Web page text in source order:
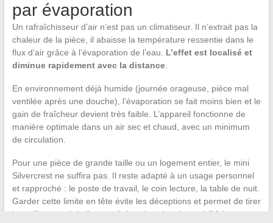
par évaporation
Un rafraîchisseur d’air n’est pas un climatiseur. Il n’extrait pas la
chaleur de la pièce, il abaisse la température ressentie dans le
flux d’air grâce à l’évaporation de l’eau. L’effet est localisé et
diminue rapidement avec la distance.
En environnement déjà humide (journée orageuse, pièce mal
ventilée après une douche), l’évaporation se fait moins bien et le
gain de fraîcheur devient très faible. L’appareil fonctionne de
manière optimale dans un air sec et chaud, avec un minimum
de circulation.
Pour une pièce de grande taille ou un logement entier, le mini
Silvercrest ne suffira pas. Il reste adapté à un usage personnel
et rapproché : le poste de travail, le coin lecture, la table de nuit.
Garder cette limite en tête évite les déceptions et permet de tirer
le meilleur parti de l’appareil dans les situations où il fait